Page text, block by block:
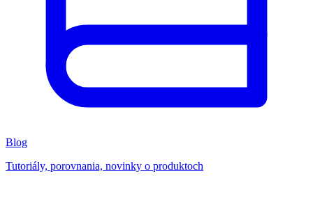
Blog
Tutoriály, porovnania, novinky o produktoch